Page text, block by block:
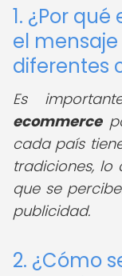
1. ¿Por
el
diferentes
Es
ecommerce
cada país
tradiciones,
que se
publicidad.
2. ¿Cómo